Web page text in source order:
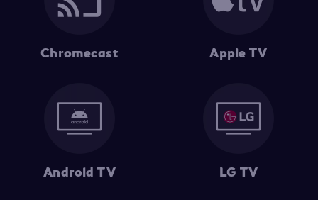
Chromecast Apple TV
Android TV LG TV